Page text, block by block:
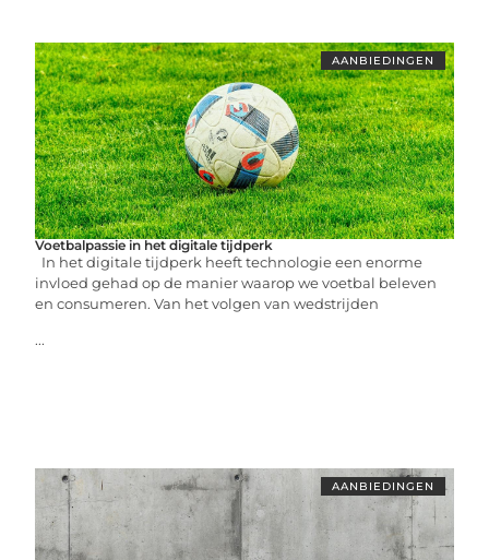
AANBIEDINGEN
Voetbalpassie in het digitale tijdperk
In het digitale tijdperk heeft technologie een enorme
invloed gehad op de manier waarop we voetbal beleven
en consumeren. Van het volgen van wedstrijden
...
AANBIEDINGEN